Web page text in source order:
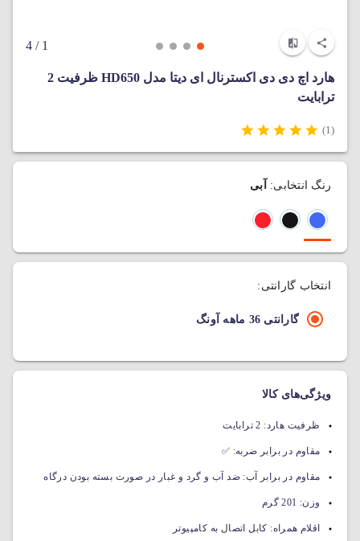
1
/ 4
هارد اچ دی دی اکسترنال ای دیتا مدل HD650 ظرفیت 2
ترابایت
(1)
رنگ انتخابی: آبی
انتخاب گارانتی:
گارانتی 36 ماهه آونگ
ویژگی‌های کالا
ظرفیت هارد: 2 ترابایت
مقاوم در برابر ضربه: ✅
مقاوم در برابر آب:ضد آب و گرد و غبار در صورت بسته بودن درگاه
وزن: 201 گرم
اقلام همراه: کابل اتصال به کامپیوتر